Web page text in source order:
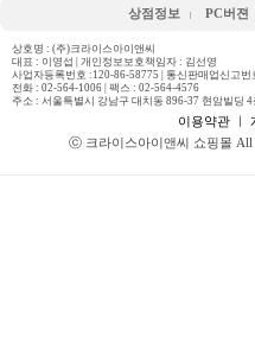
상점정보 PC버젼
상호명 : (주)크라이스아이앤씨
대표 : 이영섭 | 개인정보보호책임자 : 김선영
사업자등록번호 :120-86-58775 | 통신판매업신고번
전화 : 02-564-1006 | 팩스 : 02-564-4576
주소 : 서울특별시 강남구 대치동 896-37 현암빌딩 4
이용약관ㅣ
ⓒ 크라이스아이앤씨 쇼핑몰 All